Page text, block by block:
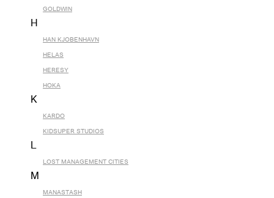
GOLDWIN
H
HAN KJOBENHAVN
HELAS
HERESY
HOKA
K
KARDO
KIDSUPER STUDIOS
L
LOST MANAGEMENT CITIES
M
MANASTASH